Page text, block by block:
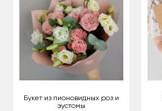
Букет из пионовидных роз и
эустомы